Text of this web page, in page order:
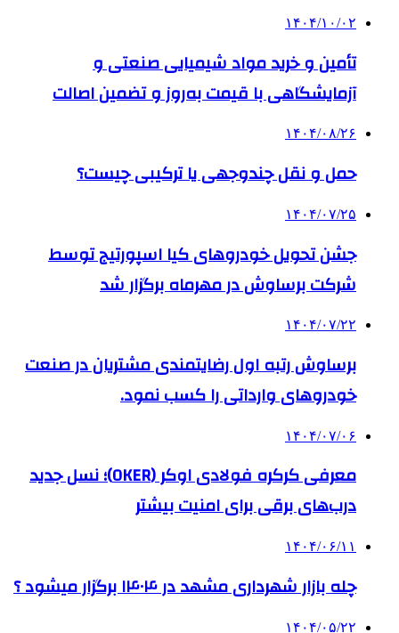
۱۴۰۴/۱۰/۰۲
تأمین و خرید مواد شیمیایی صنعتی و
آزمایشگاهی با قیمت به‌روز و تضمین اصالت
۱۴۰۴/۰۸/۲۶
حمل و نقل چندوجهی یا ترکیبی چیست؟
۱۴۰۴/۰۷/۲۵
جشن تحویل خودروهای کیا اسپورتیج توسط
شرکت برساوش در مهرماه برگزار شد
۱۴۰۴/۰۷/۲۲
برساوش رتبه اول رضایتمندی مشتریان در صنعت
خودروهای وارداتی را کسب نمود.
۱۴۰۴/۰۷/۰۶
معرفی کرکره فولادی اوکر (OKER)؛ نسل جدید
درب‌های برقی برای امنیت بیشتر
۱۴۰۴/۰۶/۱۱
چله بازار شهرداری مشهد در ۱۴۰۴ برگزار میشود ؟
۱۴۰۴/۰۵/۲۲